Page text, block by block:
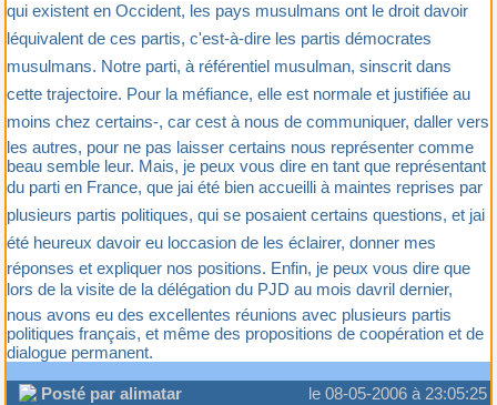
qui existent en Occident, les pays musulmans ont le droit davoir
léquivalent de ces partis, c'est-à-dire les partis démocrates
musulmans. Notre parti, à référentiel musulman, sinscrit dans
cette trajectoire. Pour la méfiance, elle est normale et justifiée au
moins chez certains-, car cest à nous de communiquer, daller vers
les autres, pour ne pas laisser certains nous représenter comme
beau semble leur. Mais, je peux vous dire en tant que représentant
du parti en France, que jai été bien accueilli à maintes reprises par
plusieurs partis politiques, qui se posaient certains questions, et jai
été heureux davoir eu loccasion de les éclairer, donner mes
réponses et expliquer nos positions. Enfin, je peux vous dire que
lors de la visite de la délégation du PJD au mois davril dernier,
nous avons eu des excellentes réunions avec plusieurs partis
politiques français, et même des propositions de coopération et de
dialogue permanent.
Posté par alimatar
le 08-05-2006 à 23:05:25